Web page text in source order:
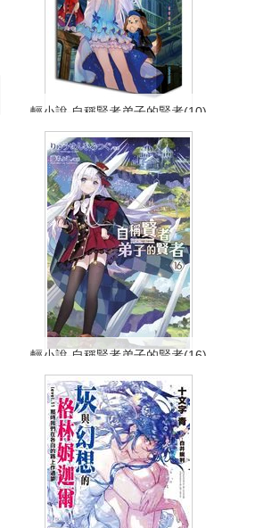
輕小說 自稱賢者弟子的賢者(10)
豪華特別版 199加價購 晶炫海
報
NT$1198 90折 NT$1079
(USD35.82)
輕小說 自稱賢者弟子的賢者(16)
特別版
NT$340 90折 NT$306
(USD10.16)